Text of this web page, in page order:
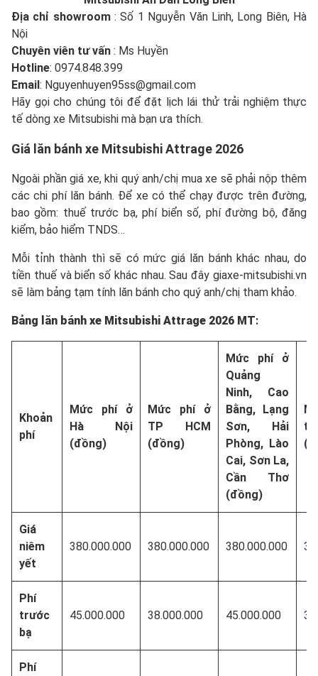
Địa chỉ showroom: Số 1 Nguyễn Văn Linh, Long Biên, Hà
Nội
Chuyên viên tư vấn : Ms Huyền
Hotline: 0974.848.399
Email: Nguyenhuyen95ss@gmail.com
Hãy gọi cho chúng tôi để đặt lịch lái thử trải nghiệm thực
tế dòng xe Mitsubishi mà bạn ưa thích.
Giá lăn bánh xe Mitsubishi Attrage 2026
Ngoài phần giá xe, khi quý anh/chị mua xe sẽ phải nộp thêm
các chi phí lăn bánh. Để xe có thể chạy được trên đường,
bao gồm: thuế trước bạ, phí biển số, phí đường bộ, đăng
kiểm, bảo hiểm TNDS…
Mỗi tỉnh thành thì sẽ có mức giá lăn bánh khác nhau, do
tiền thuế và biển số khác nhau. Sau đây giaxe-mitsubishi.vn
sẽ làm bảng tạm tính lăn bánh cho quý anh/chị tham khảo.
Bảng lăn bánh xe Mitsubishi Attrage 2026 MT:
Khoản
phí
Mức phí ở
Hà Nội
(đồng)
Mức phí ở
TP HCM
(đồng)
Mức phí ở
Quảng
Ninh, Cao
Bằng, Lạng
Sơn, Hải
Phòng, Lào
Cai, Sơn La,
Cần Thơ
(đồng)
Giá
niêm
yết
380.000.000 380.000.000 380.000.000
Phí
trước
bạ
45.000.000 38.000.000 45.000.000
Phí